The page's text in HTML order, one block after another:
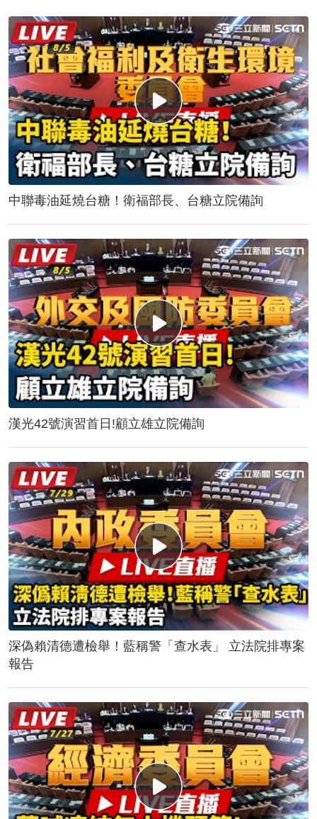
中聯毒油延燒台糖！衛福部長、台糖立院備詢
漢光42號演習首日!顧立雄立院備詢
深偽賴清德遭檢舉！藍稱警「查水表」 立法院排專案
報告